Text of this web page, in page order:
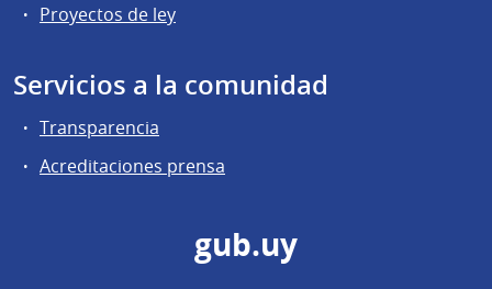
Proyectos de ley
Servicios a la comunidad
Transparencia
Acreditaciones prensa
gub.uy